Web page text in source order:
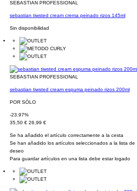
SEBASTIAN PROFESSIONAL
sebastian tiwsted cream crema peinado rizos 145ml
Sin disponibilidad
SEBASTIAN PROFESSIONAL
sebastian tiwsted cream espuma peinado rizos 200ml
POR SÓLO
-23.97%
35,50 € 26,99 €
Se ha añadido el artículo correctamente a la cesta
Se han añadido los artículos seleccionados a la lista de
deseo
Para guardar artículos en una lista debe estar logado